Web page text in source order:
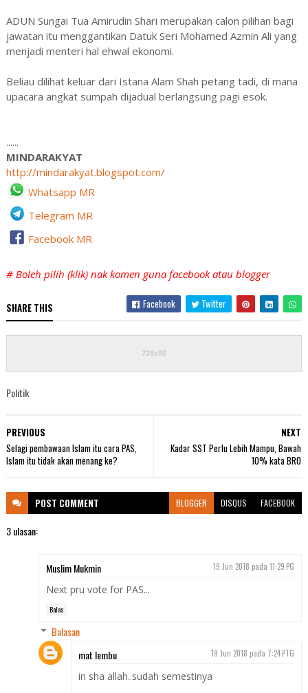
ADUN Sungai Tua Amirudin Shari merupakan calon pilihan bagi
jawatan itu menggantikan Datuk Seri Mohamed Azmin Ali yang
menjadi menteri hal ehwal ekonomi.
Beliau dilihat keluar dari Istana Alam Shah petang tadi, di mana
upacara angkat sumpah dijadual berlangsung pagi esok.
......
MINDARAKYAT
http://mindarakyat.blogspot.com/
Whatsapp MR
Telegram MR
Facebook MR
# Boleh pilih (klik) nak komen guna facebook atau blogger
SHARE THIS Facebook Twitter
Politik
NEXT
Kadar SST Perlu Lebih Mampu, Bawah
10% kata BRO
PREVIOUS
Selagi pembawaan Islam itu cara PAS,
Islam itu tidak akan menang ke?
POST COMMENT BLOGGER DISQUS FACEBOOK
3 ulasan:
Muslim Mukmin 19 Jun 2018 pada 11:29 PG
Next pru vote for PAS...
Balas
Balasan
mat lembu
19 Jun 2018 pada 7:24 PTG
in sha allah..sudah semestinya